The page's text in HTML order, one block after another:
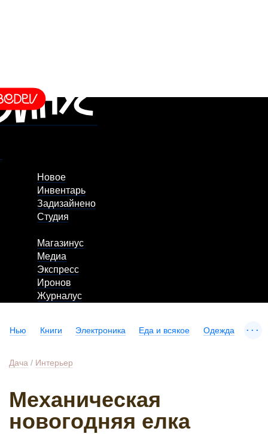
Новое
Инвентарь
Задизайнено
Студия
Магазинус
Медиа
Экспресс
Иронов
Журналус
Нью Книги Электроника Еда и всякое Одежда ...
Дача / Интерьер
Механическая
новогодняя елка